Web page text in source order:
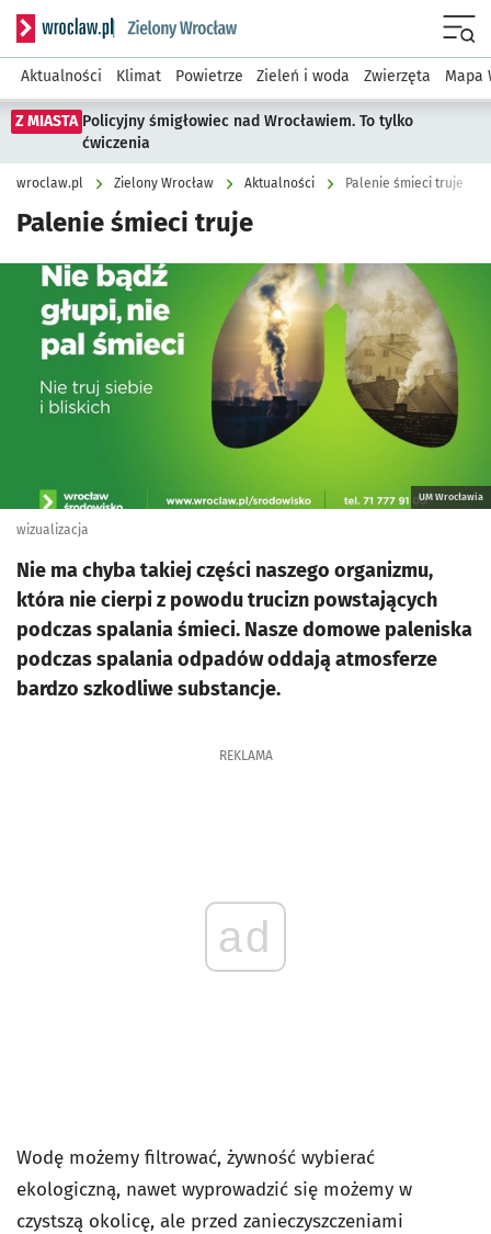
Serwis informacyjny wroclaw.pl podserwis: Środowisko we
Aktualności Klimat Powietrze Zieleń i woda Zwierzęta Mapa
Z MIASTA Policyjny śmigłowiec nad Wrocławiem. To tylko
ćwiczenia
wroclaw.pl Zielony Wrocław Aktualności Palenie śmieci truje
Palenie śmieci truje
Kliknij, aby powiększyć
UM Wrocławia
wizualizacja
Nie ma chyba takiej części naszego organizmu,
która nie cierpi z powodu trucizn powstających
podczas spalania śmieci. Nasze domowe paleniska
podczas spalania odpadów oddają atmosferze
bardzo szkodliwe substancje.
REKLAMA
ad
Wodę możemy filtrować, żywność wybierać
ekologiczną, nawet wyprowadzić się możemy w
czystszą okolicę, ale przed zanieczyszczeniami